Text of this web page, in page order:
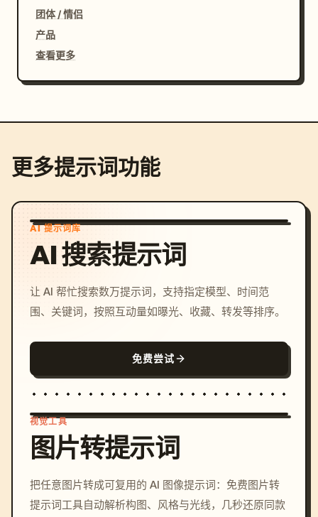
团体 / 情侣
产品
查看更多
更多提示词功能
AI 提示词库
AI 搜索提示词
让 AI 帮忙搜索数万提示词，支持指定模型、时间范
围、关键词，按照互动量如曝光、收藏、转发等排序。
免费尝试
c, cyberpunk sunset, neon
colors, 8k --v 6.0
视觉工具
图片转提示词
把任意图片转成可复用的 AI 图像提示词：免费图片转
提示词工具自动解析构图、风格与光线，几秒还原同款